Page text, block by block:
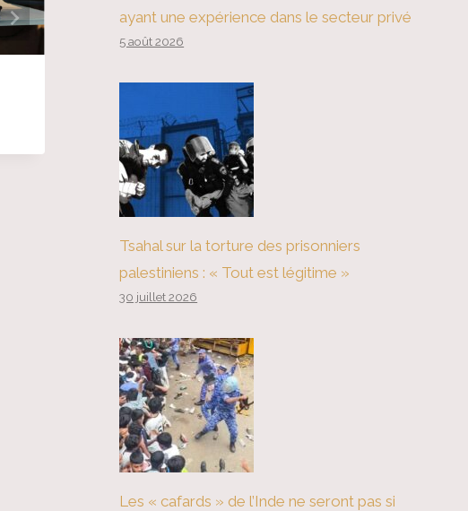
Trump peut-il abandonner le
dollar ?
ayant une expérience dans le secteur privé
5 août 2026
Tsahal sur la torture des prisonniers
palestiniens : « Tout est légitime »
30 juillet 2026
Les « cafards » de l’Inde ne seront pas si